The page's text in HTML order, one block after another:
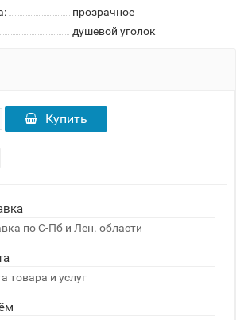
прозрачное
душевой уголок
Купить
по С-Пб и Лен. области
товара и услуг